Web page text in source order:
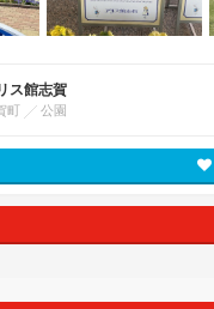
ス館志賀
町 公園